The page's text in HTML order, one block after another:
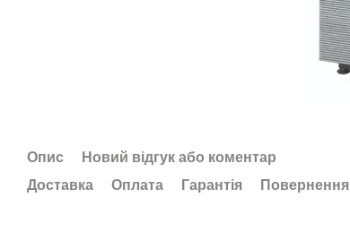
Опис
Новий відгук або коментар
Доставка
Оплата Гарантія Повернення